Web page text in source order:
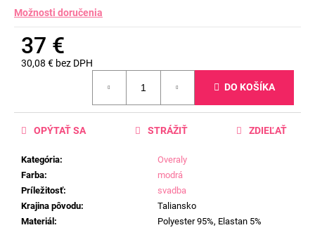
Možnosti doručenia
37 €
30,08 € bez DPH
DO KOŠÍKA
Kategória:
Overaly
Farba:
modrá
Príležitosť:
svadba
Krajina pôvodu:
Taliansko
Materiál:
Polyester 95%, Elastan 5%
OPÝTAŤ SA STRÁŽIŤ ZDIEĽAŤ